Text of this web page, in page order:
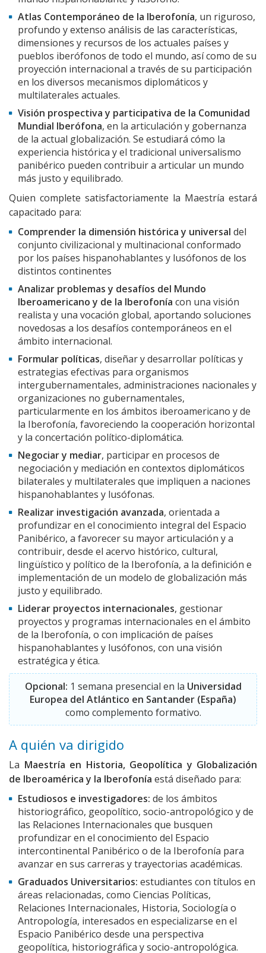
Atlas Contemporáneo de la Iberofonía, un riguroso,
profundo y extenso análisis de las características,
dimensiones y recursos de los actuales países y
pueblos iberófonos de todo el mundo, así como de su
proyección internacional a través de su participación
en los diversos mecanismos diplomáticos y
multilaterales actuales.
Visión prospectiva y participativa de la Comunidad
Mundial Iberófona, en la articulación y gobernanza
de la actual globalización. Se estudiará cómo la
experiencia histórica y el tradicional universalismo
panibérico pueden contribuir a articular un mundo
más justo y equilibrado.
Quien complete satisfactoriamente la Maestría estará
capacitado para:
Comprender la dimensión histórica y universal del
conjunto civilizacional y multinacional conformado
por los países hispanohablantes y lusófonos de los
distintos continentes
Analizar problemas y desafíos del Mundo
Iberoamericano y de la Iberofonía con una visión
realista y una vocación global, aportando soluciones
novedosas a los desafíos contemporáneos en el
ámbito internacional.
Formular políticas, diseñar y desarrollar políticas y
estrategias efectivas para organismos
intergubernamentales, administraciones nacionales y
organizaciones no gubernamentales,
particularmente en los ámbitos iberoamericano y de
la Iberofonía, favoreciendo la cooperación horizontal
y la concertación político-diplomática.
Negociar y mediar, participar en procesos de
negociación y mediación en contextos diplomáticos
bilaterales y multilaterales que impliquen a naciones
hispanohablantes y lusófonas.
Realizar investigación avanzada, orientada a
profundizar en el conocimiento integral del Espacio
Panibérico, a favorecer su mayor articulación y a
contribuir, desde el acervo histórico, cultural,
lingüístico y político de la Iberofonía, a la definición e
implementación de un modelo de globalización más
justo y equilibrado.
Liderar proyectos internacionales, gestionar
proyectos y programas internacionales en el ámbito
de la Iberofonía, o con implicación de países
hispanohablantes y lusófonos, con una visión
estratégica y ética.
Opcional: 1 semana presencial en la Universidad
Europea del Atlántico en Santander (España)
como complemento formativo.
A quién va dirigido
La Maestría en Historia, Geopolítica y Globalización
de Iberoamérica y la Iberofonía está diseñado para:
Estudiosos e investigadores: de los ámbitos
historiográfico, geopolítico, socio-antropológico y de
las Relaciones Internacionales que busquen
profundizar en el conocimiento del Espacio
intercontinental Panibérico o de la Iberofonía para
avanzar en sus carreras y trayectorias académicas.
Graduados Universitarios: estudiantes con títulos en
áreas relacionadas, como Ciencias Políticas,
Relaciones Internacionales, Historia, Sociología o
Antropología, interesados en especializarse en el
Espacio Panibérico desde una perspectiva
geopolítica, historiográfica y socio-antropológica.